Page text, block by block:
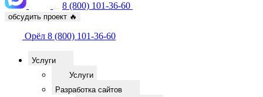
8 (800) 101-36-60
обсудить проект 🔥
Орёл 8 (800) 101-36-60
Услуги
Услуги
Разработка сайтов